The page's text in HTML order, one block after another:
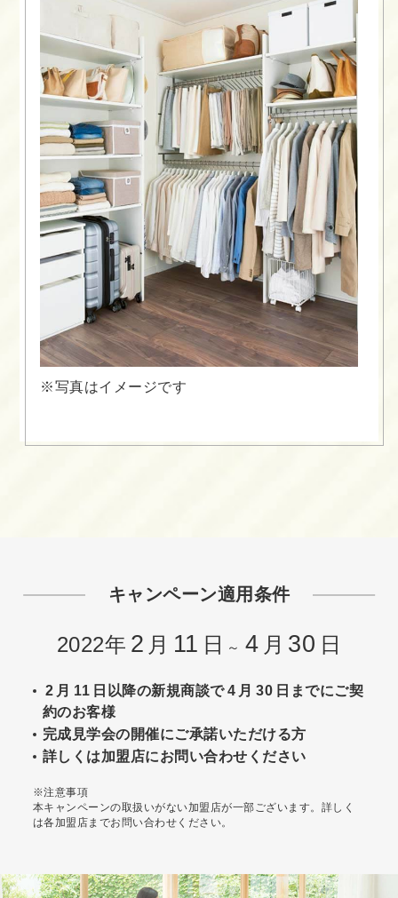
※写真はイメージです
キャンペーン適用条件
2022年 2 月 11 日 ～ 4 月 30 日
2 月 11 日以降の新規商談で4 月 30 日までにご契
約のお客様
完成見学会の開催にご承諾いただける方
詳しくは加盟店にお問い合わせください
※注意事項
本キャンペーンの取扱いがない加盟店が一部ございます。詳しく
は各加盟店までお問い合わせください。